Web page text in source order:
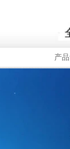
产